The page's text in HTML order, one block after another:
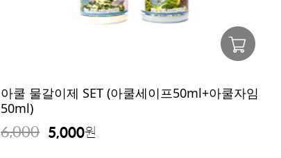
아쿨 물갈이제 SET (아쿨세이프50ml+아쿨자임
50ml)
6,000 5,000원